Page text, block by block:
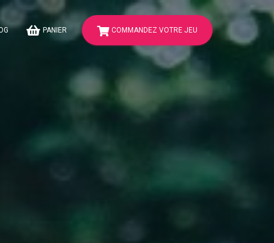
PANIER COMMANDEZ VOTRE JEU